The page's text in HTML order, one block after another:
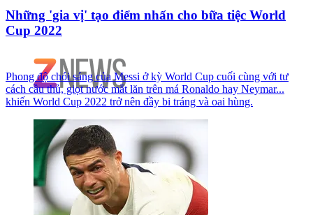
Những 'gia vị' tạo điểm nhấn cho bữa tiệc World
Cup 2022
Phong độ chói sáng của Messi ở kỳ World Cup cuối cùng với tư
cách cầu thủ, giọt nước mắt lăn trên má Ronaldo hay Neymar...
khiến World Cup 2022 trở nên đầy bi tráng và oai hùng.